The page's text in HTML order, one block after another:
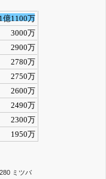
1億1100万
3000万
2900万
2780万
2750万
2600万
2490万
2300万
1950万
ミツバ